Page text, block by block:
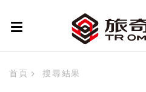
首頁 搜尋結果